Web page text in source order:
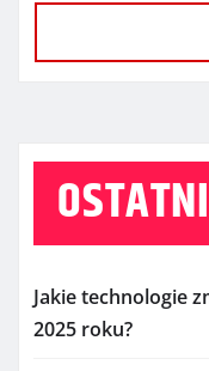
Jakie technologie
2025 roku?